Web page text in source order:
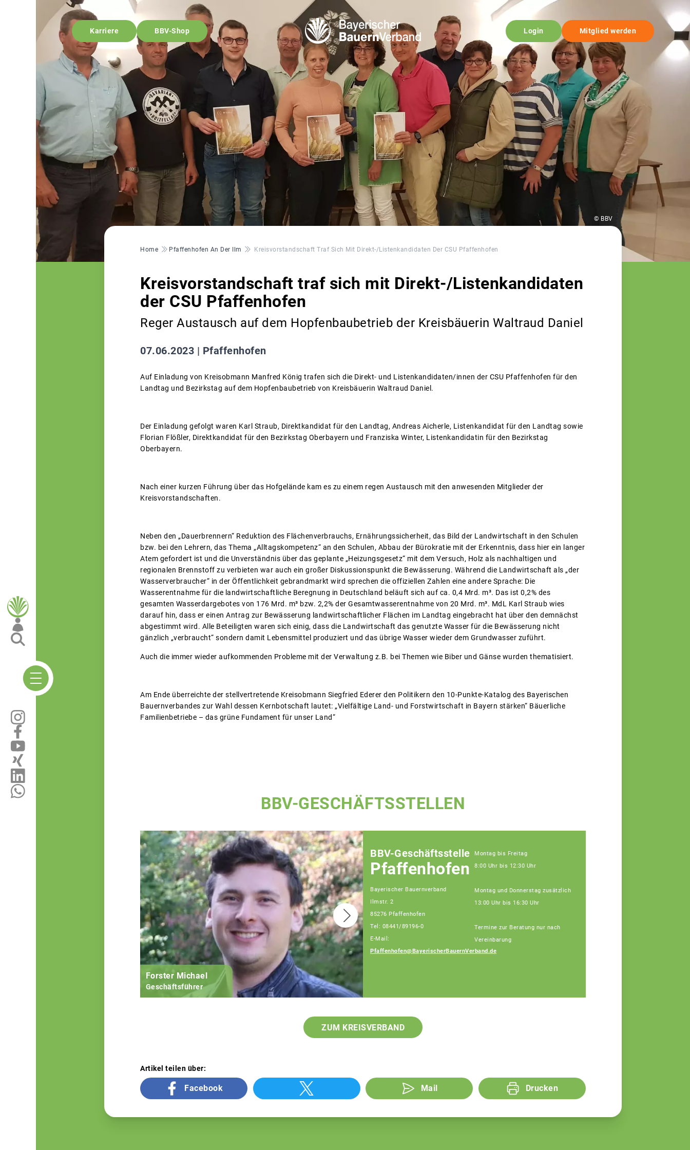
Karriere BBV-Shop Login Mitglied werden
© BBV
Pfadnavigation
Home Pfaffenhofen An Der Ilm Kreisvorstandschaft Traf Sich Mit Direkt-/Listenkandidaten Der CSU Pfaffenhofen
Kreisvorstandschaft traf sich mit Direkt-/Listenkandidaten
der CSU Pfaffenhofen
Reger Austausch auf dem Hopfenbaubetrieb der Kreisbäuerin Waltraud Daniel
07.06.2023 | Pfaffenhofen
Auf Einladung von Kreisobmann Manfred König trafen sich die Direkt- und Listenkandidaten/innen der CSU Pfaffenhofen für den
Landtag und Bezirkstag auf dem Hopfenbaubetrieb von Kreisbäuerin Waltraud Daniel.
Der Einladung gefolgt waren Karl Straub, Direktkandidat für den Landtag, Andreas Aicherle, Listenkandidat für den Landtag sowie
Florian Flößler, Direktkandidat für den Bezirkstag Oberbayern und Franziska Winter, Listenkandidatin für den Bezirkstag
Oberbayern.
Nach einer kurzen Führung über das Hofgelände kam es zu einem regen Austausch mit den anwesenden Mitglieder der
Kreisvorstandschaften.
Neben den „Dauerbrennern“ Reduktion des Flächenverbrauchs, Ernährungssicherheit, das Bild der Landwirtschaft in den Schulen
bzw. bei den Lehrern, das Thema „Alltagskompetenz“ an den Schulen, Abbau der Bürokratie mit der Erkenntnis, dass hier ein langer
Atem gefordert ist und die Unverständnis über das geplante „Heizungsgesetz“ mit dem Versuch, Holz als nachhaltigen und
regionalen Brennstoff zu verbieten war auch ein großer Diskussionspunkt die Bewässerung. Während die Landwirtschaft als „der
Wasserverbraucher“ in der Öffentlichkeit gebrandmarkt wird sprechen die offiziellen Zahlen eine andere Sprache: Die
Wasserentnahme für die landwirtschaftliche Beregnung in Deutschland beläuft sich auf ca. 0,4 Mrd. m³. Das ist 0,2% des
gesamten Wasserdargebotes von 176 Mrd. m³ bzw. 2,2% der Gesamtwasserentnahme von 20 Mrd. m³. MdL Karl Straub wies
darauf hin, dass er einen Antrag zur Bewässerung landwirtschaftlicher Flächen im Landtag eingebracht hat über den demnächst
abgestimmt wird. Alle Beteiligten waren sich einig, dass die Landwirtschaft das genutzte Wasser für die Bewässerung nicht
gänzlich „verbraucht“ sondern damit Lebensmittel produziert und das übrige Wasser wieder dem Grundwasser zuführt.
Auch die immer wieder aufkommenden Probleme mit der Verwaltung z.B. bei Themen wie Biber und Gänse wurden thematisiert.
Am Ende überreichte der stellvertretende Kreisobmann Siegfried Ederer den Politikern den 10-Punkte-Katalog des Bayerischen
Bauernverbandes zur Wahl dessen Kernbotschaft lautet: „Vielfältige Land- und Forstwirtschaft in Bayern stärken“ Bäuerliche
Familienbetriebe – das grüne Fundament für unser Land“
BBV-GESCHÄFTSSTELLEN
Forster Michael
Geschäftsführer
BBV-Geschäftsstelle
Pfaffenhofen
Bayerischer Bauernverband
Ilmstr. 2
85276 Pfaffenhofen
Tel: 08441/89196-0
E-Mail:
Pfaffenhofen@BayerischerBauernVerband.de
Montag bis Freitag
8:00 Uhr bis 12:30 Uhr
Montag und Donnerstag zusätzlich
13:00 Uhr bis 16:30 Uhr
Termine zur Beratung nur nach
Vereinbarung
ZUM KREISVERBAND
Artikel teilen über:
Facebook Mail Drucken